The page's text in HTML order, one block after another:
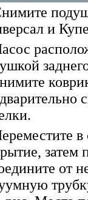
и
затем
от